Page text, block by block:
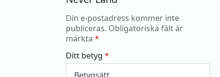
Din e-postadress kommer inte
publiceras. Obligatoriska fält är
märkta *
Ditt betyg *